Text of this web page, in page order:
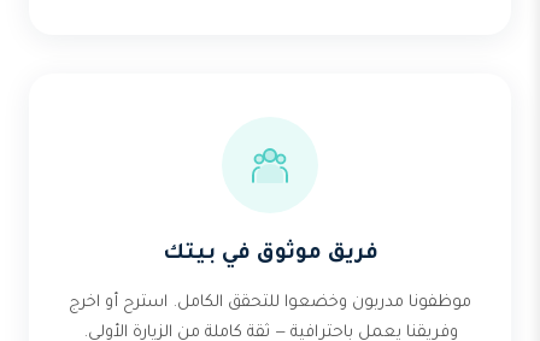
فريق موثوق في بيتك
موظفونا مدربون وخضعوا للتحقق الكامل. استرح أو اخرج
وفريقنا يعمل باحترافية — ثقة كاملة من الزيارة الأولى.